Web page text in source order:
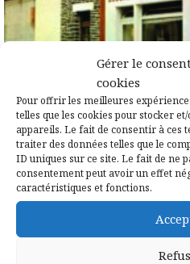
Gérer le
cookies
Pour offrir les meilleures
telles que les cookies pour stocker
appareils. Le fait de consentir à ces
traiter des données telles que le
ID uniques sur ce site. Le fait de ne
consentement peut avoir un effet
caractéristiques et fonctions.
1 juillet 2023
Campénéac
généalogie les
2023